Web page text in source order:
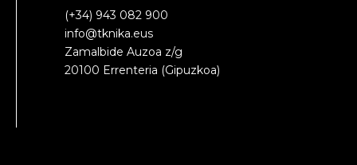
(+34) 943 082 900
info@tknika.eus
Zamalbide Auzoa z/g
20100 Errenteria (Gipuzkoa)